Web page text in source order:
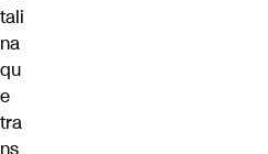
tali
na
qu
e
tra
ns